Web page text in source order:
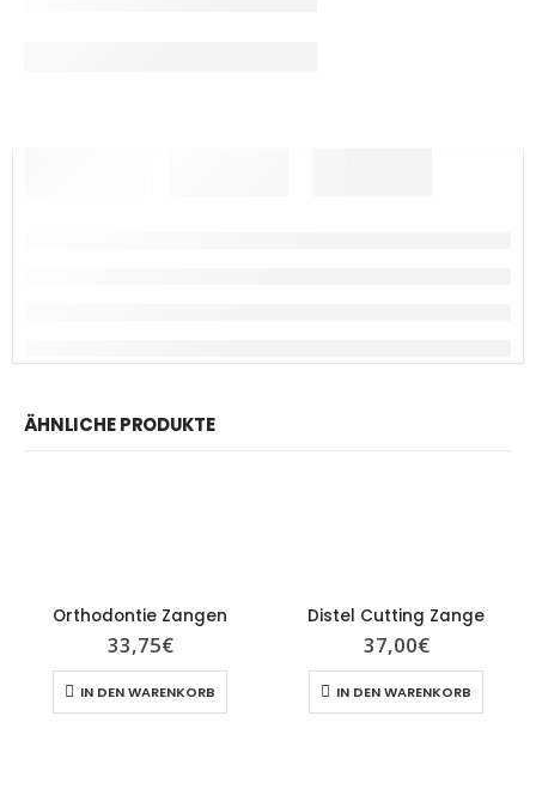
ÄHNLICHE PRODUKTE
Orthodontie Zangen
33,75€
IN DEN WARENKORB
Distel Cutting Zange
37,00€
IN DEN WARENKORB